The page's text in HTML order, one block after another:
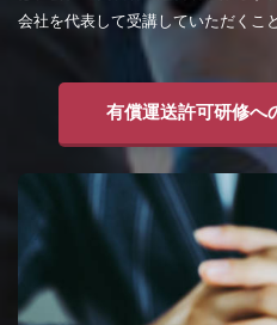
会社を代表して受講していただくこ
有償運送許可研修へ